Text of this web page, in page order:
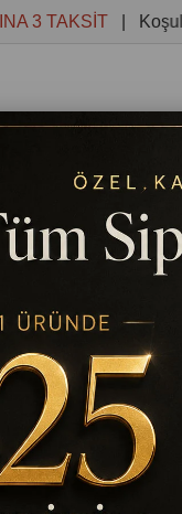
| Koşulsuz
Tablolar
TABLOSU KANVAS
KÜÇÜK
(TD6953)
%25
İndirim
₺933,12